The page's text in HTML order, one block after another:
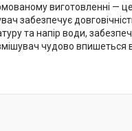
виготовленні —
забезпечує
та напір води,
чудово впишеться